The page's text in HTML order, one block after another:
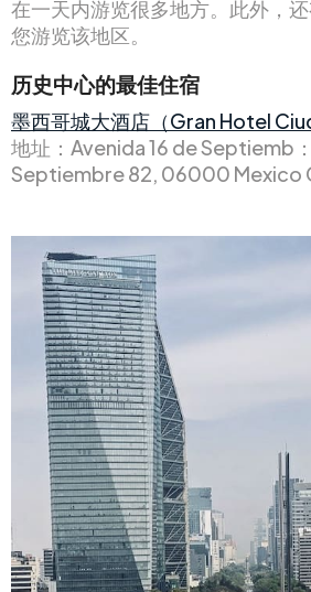
在一天内游览很多地方。此外，
您游览该地区。
历史中心的最佳住宿
墨西哥城大酒店（Gran Hotel
地址：Avenida 16 de Septiemb
Septiembre 82, 06000 Mexico